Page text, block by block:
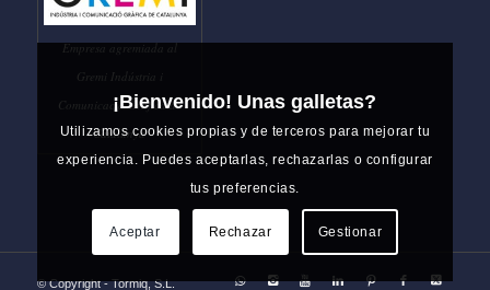
Empresa agremiada al
Gremi Indústria i
Comunicació Gràfica de
Catalunya
© Copyright - Tormiq, S.L.
¡Bienvenido! Unas galletas?
Utilizamos cookies propias y de terceros para mejorar tu
experiencia. Puedes aceptarlas, rechazarlas o configurar
tus preferencias.
Aceptar Rechazar Gestionar